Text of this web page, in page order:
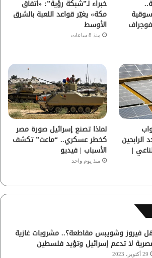
م
سوقية
خبراء لـ”شبكة رؤية”: «اتفاق
مكة» يغيّر قواعد اللعبة بالشرق
الأوسط
منذ 8 ساعات
الرابحين
|
لماذا تصنع إسرائيل صورة مصر
كخطر عسكري.. “ماعت” تكشف
الأسباب | فيديو
منذ يوم واحد
فيروز وشويبس مقاطعة؟.. مشروبات غازية
لا تدعم إسرائيل وتؤيد فلسطين
29 أكتوبر، 2023